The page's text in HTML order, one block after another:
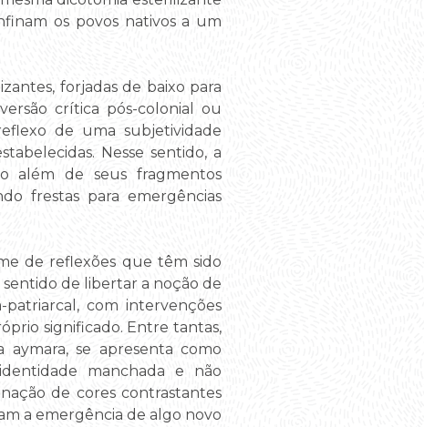
os povos nativos a um
forjadas de baixo para
crítica pós-colonial ou
de uma subjetividade
Nesse sentido, a
além de seus fragmentos
frestas para emergências
de reflexões que têm sido
de libertar a noção de
com intervenções
significado. Entre tantas,
se apresenta como
manchada e não
de cores contrastantes
a emergência de algo novo